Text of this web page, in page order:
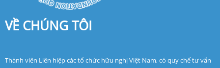
VỀ CHÚNG TÔI
Thành viên Liên hiệp các tổ chức hữu nghị Việt Nam, có quy chế tư vấn